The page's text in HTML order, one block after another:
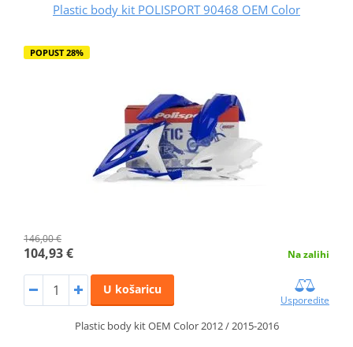
Plastic body kit POLISPORT 90468 OEM Color
POPUST 28%
146,00 €
104,93 € Na zalihi
U košaricu
Usporedite
Plastic body kit OEM Color 2012 / 2015-2016